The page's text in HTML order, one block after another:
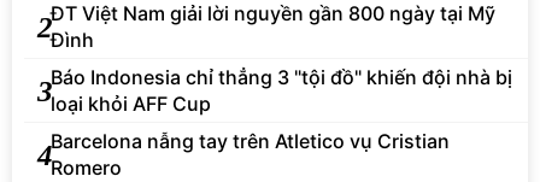
2ĐT Việt Nam giải lời nguyền gần 800 ngày tại Mỹ
Đình
3Báo Indonesia chỉ thẳng 3 "tội đồ" khiến đội nhà bị
loại khỏi AFF Cup
4Barcelona nẫng tay trên Atletico vụ Cristian
Romero